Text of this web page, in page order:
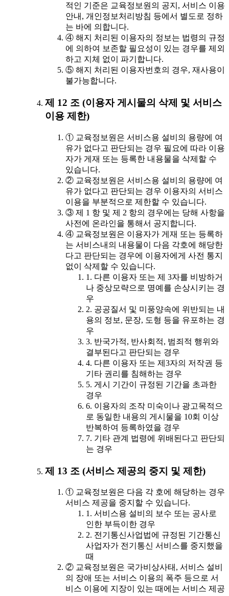
적인 기준은 교육정보원의 공지, 서비스 이용
안내, 개인정보처리방침 등에서 별도로 정하
는 바에 의합니다.
④ 해지 처리된 이용자의 정보는 법령의 규정
에 의하여 보존할 필요성이 있는 경우를 제외
하고 지체 없이 파기합니다.
⑤ 해지 처리된 이용자번호의 경우, 재사용이
불가능합니다.
제 12 조 (이용자 게시물의 삭제 및 서비스
이용 제한)
① 교육정보원은 서비스용 설비의 용량에 여
유가 없다고 판단되는 경우 필요에 따라 이용
자가 게재 또는 등록한 내용물을 삭제할 수
있습니다.
② 교육정보원은 서비스용 설비의 용량에 여
유가 없다고 판단되는 경우 이용자의 서비스
이용을 부분적으로 제한할 수 있습니다.
③ 제 1 항 및 제 2 항의 경우에는 당해 사항을
사전에 온라인을 통해서 공지합니다.
④ 교육정보원은 이용자가 게재 또는 등록하
는 서비스내의 내용물이 다음 각호에 해당한
다고 판단되는 경우에 이용자에게 사전 통지
없이 삭제할 수 있습니다.
1. 다른 이용자 또는 제 3자를 비방하거
나 중상모략으로 명예를 손상시키는 경
우
2. 공공질서 및 미풍양속에 위반되는 내
용의 정보, 문장, 도형 등을 유포하는 경
우
3. 반국가적, 반사회적, 범죄적 행위와
결부된다고 판단되는 경우
4. 다른 이용자 또는 제3자의 저작권 등
기타 권리를 침해하는 경우
5. 게시 기간이 규정된 기간을 초과한
경우
6. 이용자의 조작 미숙이나 광고목적으
로 동일한 내용의 게시물을 10회 이상
반복하여 등록하였을 경우
7. 기타 관계 법령에 위배된다고 판단되
는 경우
제 13 조 (서비스 제공의 중지 및 제한)
① 교육정보원은 다음 각 호에 해당하는 경우
서비스 제공을 중지할 수 있습니다.
1. 서비스용 설비의 보수 또는 공사로
인한 부득이한 경우
2. 전기통신사업법에 규정된 기간통신
사업자가 전기통신 서비스를 중지했을
때
② 교육정보원은 국가비상사태, 서비스 설비
의 장애 또는 서비스 이용의 폭주 등으로 서
비스 이용에 지장이 있는 때에는 서비스 제공